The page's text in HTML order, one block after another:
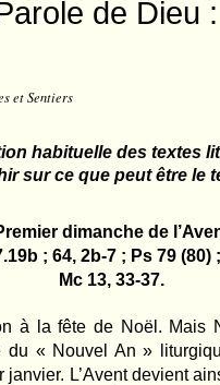
de Dieu
et Sentiers
habituelle des textes
sur ce que peut être le
dimanche de
; 64, 2b-7 ; Ps 79 (80)
Mc 13, 33-37.
à la fête de Noël. Mais
du « Nouvel An »
L’Avent devient